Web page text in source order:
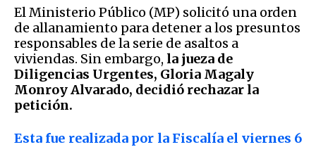
El Ministerio Público (MP) solicitó una orden
de allanamiento para detener a los presuntos
responsables de la serie de asaltos a
viviendas. Sin embargo, la jueza de
Diligencias Urgentes, Gloria Magaly
Monroy Alvarado, decidió rechazar la
petición.
Esta fue realizada por la Fiscalía el viernes 6